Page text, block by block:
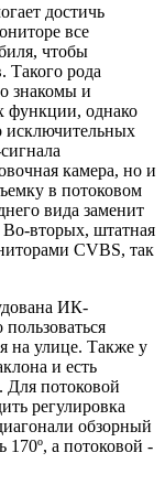
достичь
все
чтобы
Такого рода
знакомы и
функции, однако
исключительных
камера, но и
в потоковом
вида заменит
Во-вторых, штатная
CVBS, так
ИК-
на улице. Также у
и есть
Для потоковой
регулировка
обзорный
170º, а потоковой -